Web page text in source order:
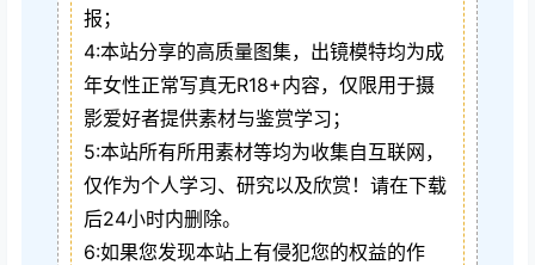
报；
4:本站分享的高质量图集，出镜模特均为成
年女性正常写真无R18+内容，仅限用于摄
影爱好者提供素材与鉴赏学习；
5:本站所有所用素材等均为收集自互联网，
仅作为个人学习、研究以及欣赏！请在下载
后24小时内删除。
6:如果您发现本站上有侵犯您的权益的作